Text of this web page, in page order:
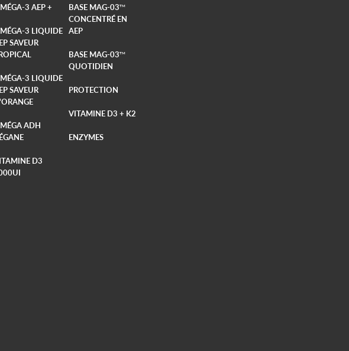
3 AEP +
3 LIQUIDE
SAVEUR
3 LIQUIDE
SAVEUR
ADH
D3
BASE MAG-03TM
CONCENTRÉ EN
AEP
BASE MAG-03TM
QUOTIDIEN
PROTECTION
VITAMINE D3 + K2
ENZYMES